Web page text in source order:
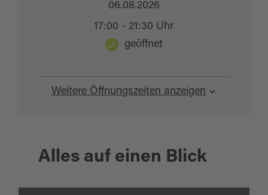
Weitere Öffnungszeiten anzeigen
06.08.2026
17:00 - 21:30 Uhr
geöffnet
Alles auf einen Blick